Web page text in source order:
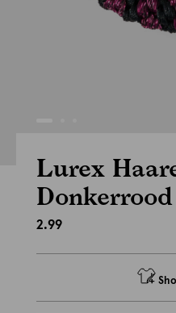
Lurex
Donkerrood
2.99